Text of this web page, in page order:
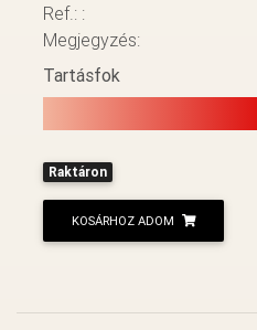
Ref.: :
Megjegyzés:
Tartásfok
Raktáron
KOSÁRHOZ ADOM